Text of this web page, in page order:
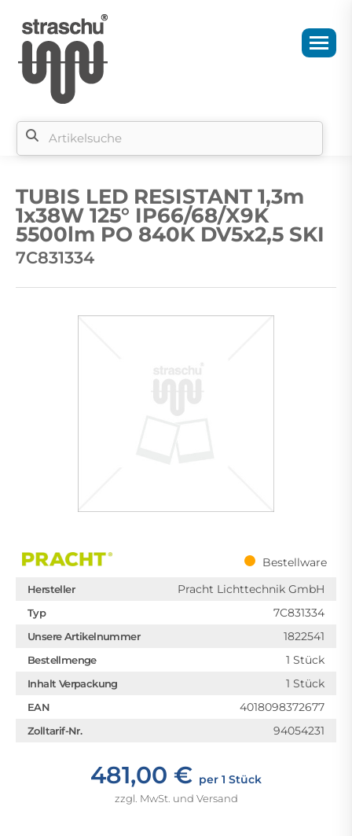
TUBIS LED RESISTANT 1,3m
1x38W 125° IP66/68/X9K
5500lm PO 840K DV5x2,5 SKI
7C831334
Bestellware
Hersteller Pracht Lichttechnik GmbH
Typ 7C831334
Unsere Artikelnummer 1822541
Bestellmenge 1 Stück
Inhalt Verpackung 1 Stück
EAN 4018098372677
Zolltarif-Nr. 94054231
481,00 € per 1 Stück
zzgl. MwSt. und Versand